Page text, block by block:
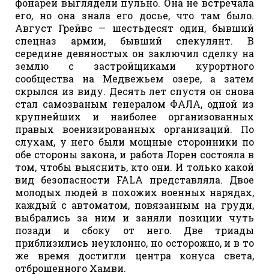
его, но она знала его досье, что там было.
Август Грейвс — шестьдесят один, бывший
спецназ армии, бывший спекулянт. В
середине девяностых он заключил сделку на
землю с застройщиками курортного
сообщества на Медвежьем озере, а затем
скрылся из виду. Десять лет спустя он снова
стал самозваным генералом ФАЛА, одной из
крупнейших и наиболее организованных
правых военизированных организаций. По
слухам, у него были мощные сторонники по
обе стороны закона, и работа Лорен состояла в
том, чтобы выяснить, кто они. И только какой
вид безопасности FALA представляла. Двое
молодых людей в похожих военных нарядах,
каждый с автоматом, повязанным на груди,
выбрались за ним и заняли позиции чуть
позади и сбоку от него. Две триады
приблизились неуклонно, но осторожно, и в то
же время достигли центра конуса света,
отброшенного Хамви.